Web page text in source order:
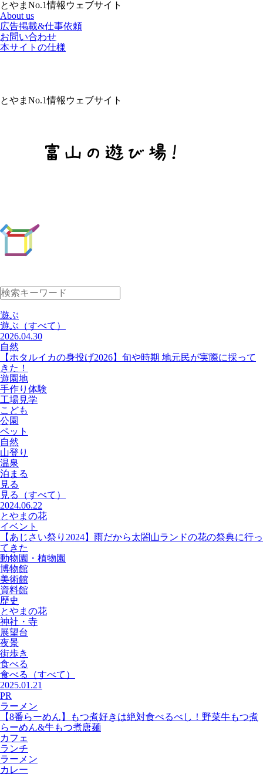
とやまNo.1情報ウェブサイト
About us
広告掲載&仕事依頼
お問い合わせ
本サイトの仕様
とやまNo.1情報ウェブサイト
遊ぶ
遊ぶ （すべて）
2026.04.30
自然
【ホタルイカの身投げ2026】旬や時期 地元民が実際に採って
きた！
遊園地
手作り体験
工場見学
こども
公園
ペット
自然
山登り
温泉
泊まる
見る
見る
（すべて）
2024.06.22
とやまの花
イベント
【あじさい祭り2024】雨だから太閤山ランドの花の祭典に行っ
てきた
動物園・植物園
博物館
美術館
資料館
歴史
とやまの花
神社・寺
展望台
夜景
街歩き
食べる
食べる
（すべて）
2025.01.21
PR
ラーメン
【8番らーめん】もつ煮好きは絶対食べるべし！野菜牛もつ煮
らーめん&牛もつ煮唐麺
カフェ
ランチ
ラーメン
カレー